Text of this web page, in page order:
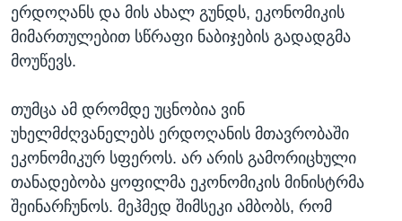
ერდოღანს და მის ახალ გუნდს, ეკონომიკის
მიმართულებით სწრაფი ნაბიჯების გადადგმა
მოუწევს.
თუმცა ამ დრომდე უცნობია ვინ
უხელმძღვანელებს ერდოღანის მთავრობაში
ეკონომიკურ სფეროს. არ არის გამორიცხული
თანადებობა ყოფილმა ეკონომიკის მინისტრმა
შეინარჩუნოს. მეჰმედ შიმსეკი ამბობს, რომ